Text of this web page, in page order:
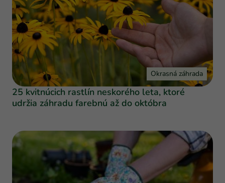
Okrasná záhrada
25 kvitnúcich rastlín neskorého leta, ktoré
udržia záhradu farebnú až do októbra